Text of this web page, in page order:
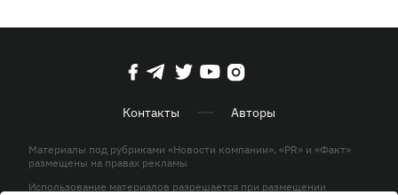
Контакты Авторы
Материалы под рубриками «Новости компании», «PR» и «Факт»
размещены на правах рекламы
Использование материалов разрешается при размещении